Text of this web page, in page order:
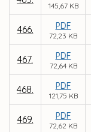
145,67 KB
466. PDF
72,23 KB
467. PDF
72,64 KB
468. PDF
121,75 KB
469. PDF
72,62 KB